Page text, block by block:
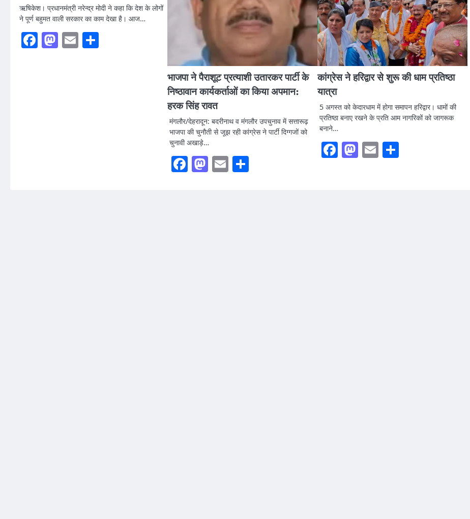
ऋषिकेश। प्रधानमंत्री नरेन्द्र मोदी ने कहा कि देश के लोगों
ने पूर्ण बहुमत वाली सरकार का काम देखा है। आज…
Facebook
Mastodon
Email
भाजपा ने पैराशूट प्रत्याशी उतारकर पार्टी के
निष्ठावान कार्यकर्ताओं का किया अपमान:
हरक सिंह रावत
मंगलौर/देहरादून: बदरीनाथ व मंगलौर उपचुनाव में सत्तारूढ़
भाजपा की चुनौती से जूझ रही कांग्रेस ने पार्टी दिग्गजों को
चुनावी अखाड़े…
Facebook
Mastodon
Email
कांग्रेस ने हरिद्वार से शुरू की धाम प्रतिष्ठा
यात्रा
5 अगस्त को केदारधाम में होगा समापन हरिद्वार। धामों की
प्रतिष्ठा बनाए रखने के प्रति आम नागरिकों को जागरूक
बनाने…
Facebook
Mastodon
Email